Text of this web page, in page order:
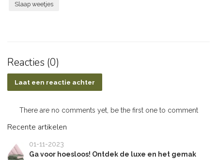
Slaap weetjes
Reacties (0)
Laat een reactie achter
There are no comments yet, be the first one to comment
Recente artikelen
01-11-2023
Ga voor hoesloos! Ontdek de luxe en het gemak